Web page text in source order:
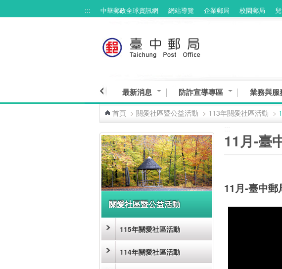
::: 中華郵政全球資訊網 網站導覽 企業郵局 校園郵局
最新消息 防詐宣導專區 業務與服
首頁 > 關愛社區暨公益活動 > 113年關愛社區活動 >
關愛社區暨公益活動
115年關愛社區活動
114年關愛社區活動
11月-臺
11月-臺中郵